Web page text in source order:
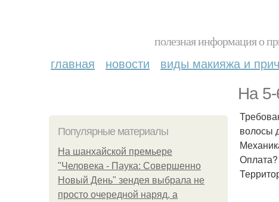
полезная информация о
главная новости виды макияжа и
На 5-
Популярные материалы
На шанхайской премьере
"Человека - Паука: Совершенно
Новый День" зендея выбрала не
просто очередной наряд, а
волосы